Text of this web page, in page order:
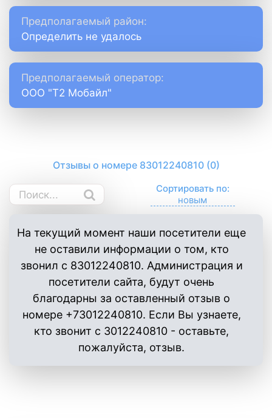
Предполагаемый район:
Определить не удалось
Предполагаемый оператор:
ООО "Т2 Мобайл"
Отзывы о номере 83012240810 (0)
Сортировать по:
На текущий момент наши посетители еще
не оставили информации о том, кто
звонил с 83012240810. Администрация и
посетители сайта, будут очень
благодарны за оставленный отзыв о
номере +73012240810. Если Вы узнаете,
кто звонит с 3012240810 - оставьте,
пожалуйста, отзыв.